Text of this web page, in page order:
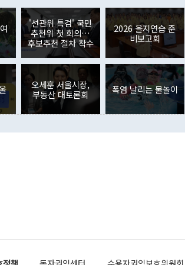
에서 열리는 '동방경제포럼(EEF)'을 언급하
토하고 있다"고 발언한 데 대해서도 조 장관
며 "아직 거기까지 진도가 나가지 않았다"고
대북 구상과 설명은 정부 내 조율을 거치지
. 특히 주적 표현 대체와 국호 사용, 9·19 군
은 통일부 장관이 결정할 사안이 아니어서 월
. 이 대통령은 정 장관의 업무보고를 듣고 난
고 승인난 건 아니다"라고 재차 확인했다. 정
발언 내용은 대부분 국가안전보장회의(NSC)
정 장관의 개인적 생각에 가깝다"며 "안보 관
책이 아닌 사안을 추진하겠다고 업무보고를
통수권자가 나서야 한다'고 주장한 것은 심각
를 공식적으로 요구한 적이 없기 때문이다. 지
러)을 넘어선 것이다. 직접투자에서는 내국
달러, 외국인의 국내투자가 46억3000만달러
는 외국인의 국내 주식 매도세가 이어졌다. 외
실현 매도 등의 영향으로 316억1000만달러
달러)에 이어 역대 최대 순매도 기록을 다시
투자는 세계국채지수(WGBI) 자금 유입에도
가 폭이 줄어든 52억9000만달러를 기록했
주식을 중심으로 35억6000만달러 증가했
'선관위 특검' 국민
추천위 첫 회의…
후보추천 절차 착수
2026 을지연습 준
비보고회
오세훈 서울시장,
부동산 대토론회
폭염 날리는 물놀이